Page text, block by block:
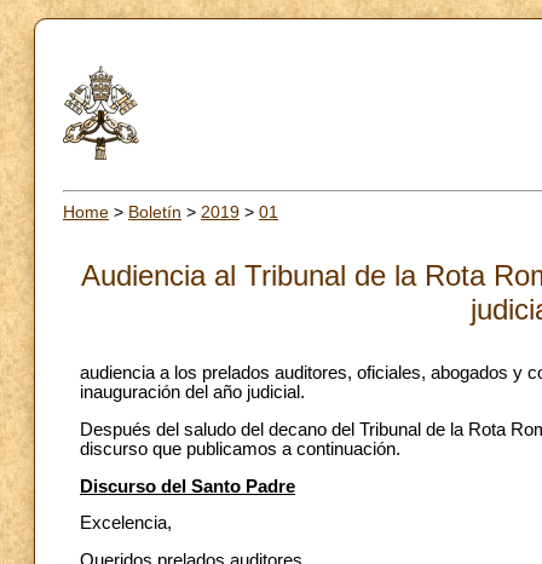
Home > Boletín > 2019 > 01
Audiencia al Tribunal de la Rota
audiencia a los prelados auditores, oficiales, abogados y
inauguración del año judicial.
Después del saludo del decano del Tribunal de la Rota
discurso que publicamos a continuación.
Discurso del Santo Padre
Excelencia,